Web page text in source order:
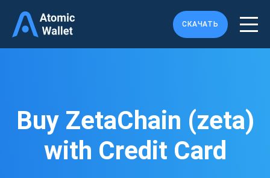
СКАЧАТЬ
Buy ZetaChain (zeta)
with Credit Card